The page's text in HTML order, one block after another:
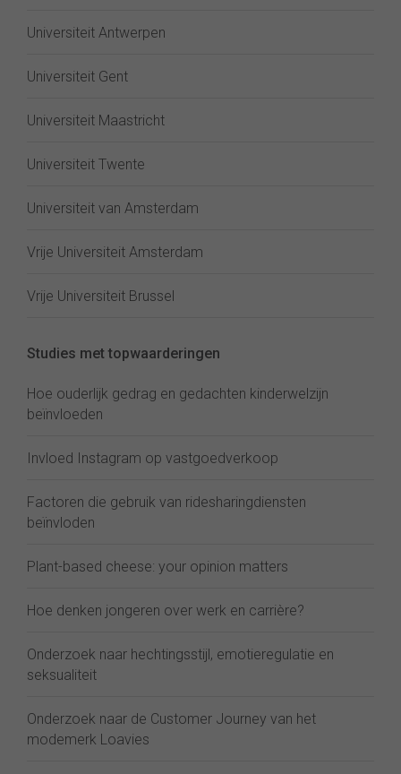
Universiteit Antwerpen
Universiteit Gent
Universiteit Maastricht
Universiteit Twente
Universiteit van Amsterdam
Vrije Universiteit Amsterdam
Vrije Universiteit Brussel
Studies met topwaarderingen
Hoe ouderlijk gedrag en gedachten kinderwelzijn
beïnvloeden
Invloed Instagram op vastgoedverkoop
Factoren die gebruik van ridesharingdiensten
beïnvloden
Plant-based cheese: your opinion matters
Hoe denken jongeren over werk en carrière?
Onderzoek naar hechtingsstijl, emotieregulatie en
seksualiteit
Onderzoek naar de Customer Journey van het
modemerk Loavies